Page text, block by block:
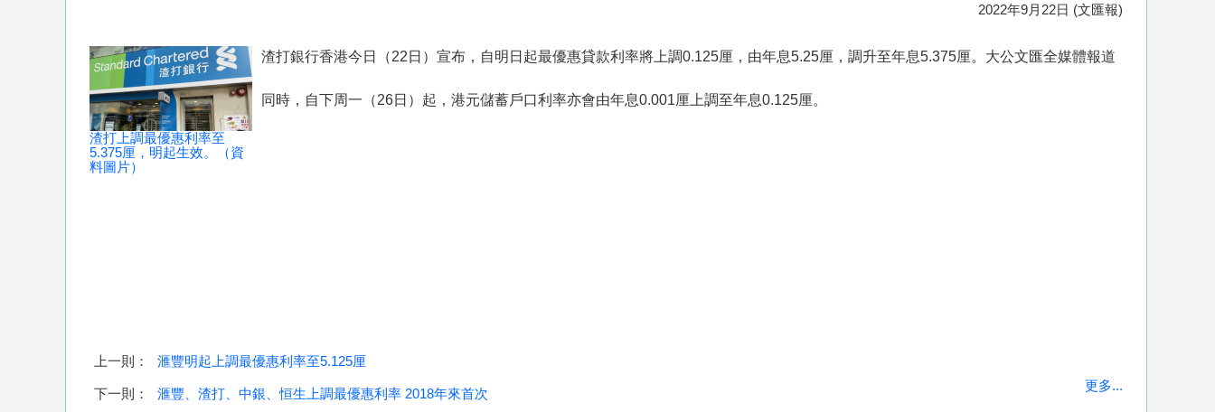
2022年9月22日 (文匯報)
渣打上調最優惠利率至
5.375厘，明起生效。（資
料圖片）
渣打銀行香港今日（22日）宣布，自明日起最優惠貸款利率將上調0.125厘，由年息5.25厘，調升至年息5.375厘。大公文匯全媒體報道
同時，自下周一（26日）起，港元儲蓄戶口利率亦會由年息0.001厘上調至年息0.125厘。
上一則： 滙豐明起上調最優惠利率至5.125厘
下一則： 滙豐、渣打、中銀、恒生上調最優惠利率 2018年來首次
更多...